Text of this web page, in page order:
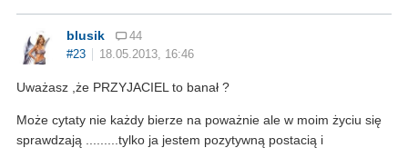
blusik
44
#23
18.05.2013, 16:46
Uważasz ,że PRZYJACIEL to banał ?
Może cytaty nie każdy bierze na poważnie ale w moim życiu się
sprawdzają .........tylko ja jestem pozytywną postacią i